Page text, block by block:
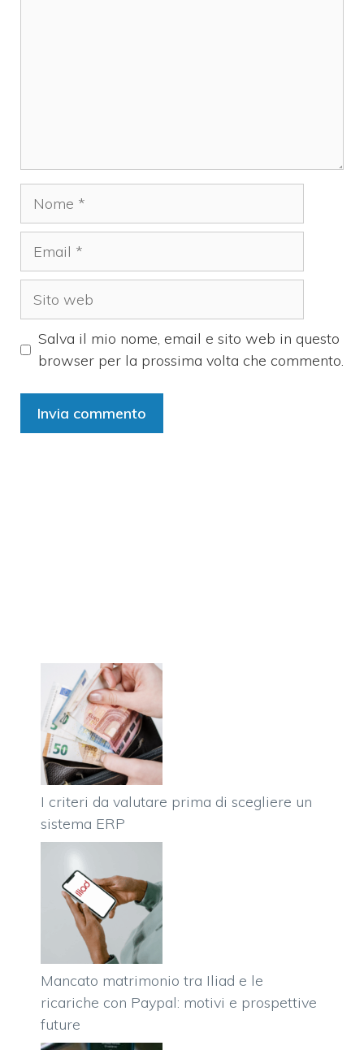
Salva il mio nome, email e sito web in questo
browser per la prossima volta che commento.
I criteri da valutare prima di scegliere un
sistema ERP
Mancato matrimonio tra Iliad e le
ricariche con Paypal: motivi e prospettive
future